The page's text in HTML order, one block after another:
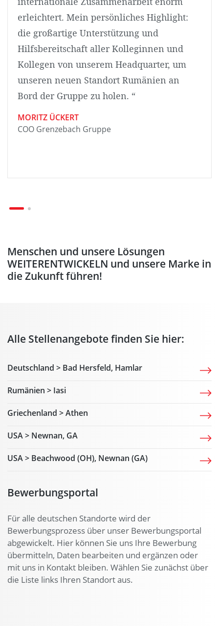
erleichtert. Mein persönliches Highlight:
die großartige Unterstützung und
Hilfsbereitschaft aller Kolleginnen und
Kollegen von unserem Headquarter, um
unseren neuen Standort Rumänien an
Bord der Gruppe zu holen. “
MORITZ ÜCKERT
COO Grenzebach Gruppe
Menschen und unsere Lösungen
WEITERENTWICKELN und unsere Marke in
die Zukunft führen!
Alle Stellenangebote finden Sie hier:
Deutschland > Bad Hersfeld, Hamlar
Rumänien > Iasi
Griechenland > Athen
USA > Newnan, GA
USA > Beachwood (OH), Newnan (GA)
Bewerbungsportal
Für alle deutschen Standorte wird der
Bewerbungsprozess über unser Bewerbungsportal
abgewickelt. Hier können Sie uns Ihre Bewerbung
übermitteln, Daten bearbeiten und ergänzen oder
mit uns in Kontakt bleiben. Wählen Sie zunächst über
die Liste links Ihren Standort aus.